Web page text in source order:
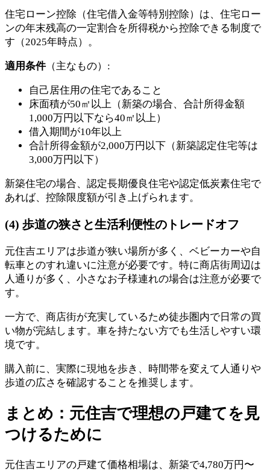
住宅ローン控除（住宅借入金等特別控除）は、住宅ロー
ンの年末残高の一定割合を所得税から控除できる制度で
す（2025年時点）。
適用条件（主なもの）:
自己居住用の住宅であること
床面積が50㎡以上（新築の場合、合計所得金額
1,000万円以下なら40㎡以上）
借入期間が10年以上
合計所得金額が2,000万円以下（新築認定住宅等は
3,000万円以下）
新築住宅の場合、認定長期優良住宅や認定低炭素住宅で
あれば、控除限度額が引き上げられます。
(4) 歩道の狭さと生活利便性のトレードオフ
元住吉エリアは歩道が狭い場所が多く、ベビーカーや自
転車とのすれ違いに注意が必要です。特に商店街周辺は
人通りが多く、小さなお子様連れの場合は注意が必要で
す。
一方で、商店街が充実しているため徒歩圏内で日常の買
い物が完結します。車を持たない方でも生活しやすい環
境です。
購入前に、実際に現地を歩き、時間帯を変えて人通りや
歩道の広さを確認することを推奨します。
まとめ：元住吉で理想の戸建てを見
つけるために
元住吉エリアの戸建て価格相場は、新築で4,780万円〜